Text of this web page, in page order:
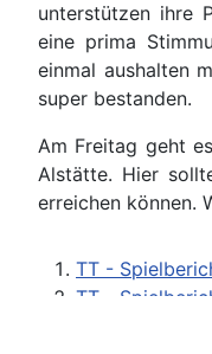
unterstützen ihre
eine prima
einmal aushalten
super bestanden.
Am Freitag geht
Alstätte. Hier
erreichen können.
TT -
TT -